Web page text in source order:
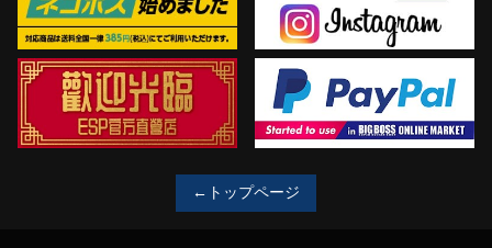
←トップページ